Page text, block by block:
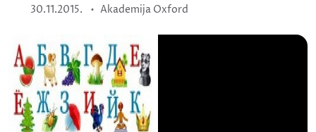
30.11.2015. • Akademija Oxford